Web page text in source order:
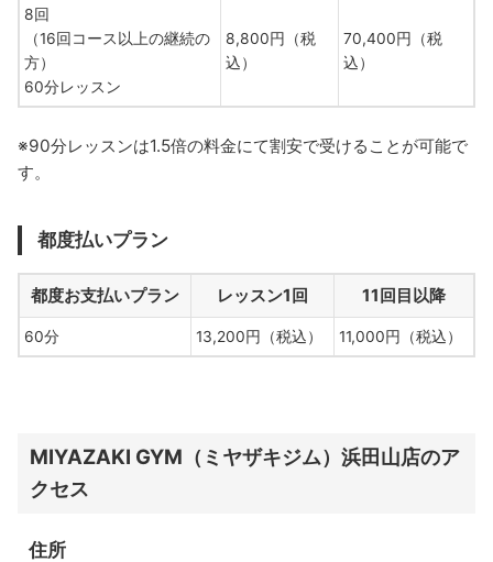
8回
（16回コース以上の継続の
方）
60分レッスン
8,800円（税
込）
70,400円（税
込）
※90分レッスンは1.5倍の料金にて割安で受けることが可能で
す。
都度払いプラン
都度お支払いプラン レッスン1回 11回目以降
60分 13,200円（税込） 11,000円（税込）
MIYAZAKI GYM（ミヤザキジム）浜田山店のア
クセス
住所